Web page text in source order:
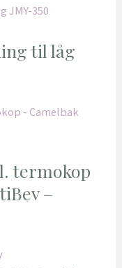
til låg
termokop
–